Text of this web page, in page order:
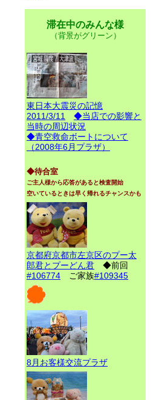
滞在中のみんな様
（背景がグリーン）
東日本大震災の記憶
2011/3/11
◆当店での影響と
当時の周辺状況
◆青空救命ボートについて
（2008年6月プラザ）
◆待合室
ご主人様から応答があると検査開始
空いているときは早く帰れるチャンスかも
京都府京都市左京区のプー太
郎君とプーどん君 ◆前回
#106774 ご家族#109345
8月お客様交流プラザ